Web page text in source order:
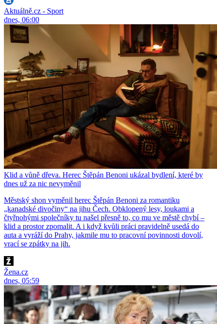
Aktuálně.cz - Sport
dnes, 06:00
Klid a vůně dřeva. Herec Štěpán Benoni ukázal bydlení, které by
dnes už za nic nevyměnil
Městský shon vyměnil herec Štěpán Benoni za romantiku
„kanadské divočiny“ na jihu Čech. Obklopený lesy, loukami a
čtyřnohými společníky tu našel přesně to, co mu ve městě chybí –
klid a prostor zpomalit. A i když kvůli práci pravidelně usedá do
auta a vyráží do Prahy, jakmile mu to pracovní povinnosti dovolí,
vrací se zpátky na jih.
Žena.cz
dnes, 05:59